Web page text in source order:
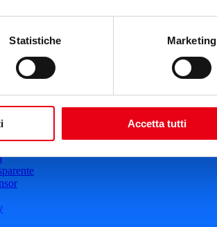
Statistiche Marketing
Accetta tutti
Puccini